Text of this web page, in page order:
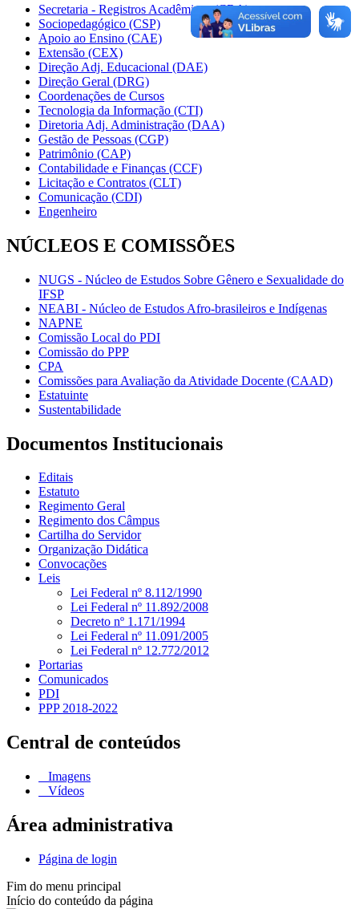
Secretaria - Registros Acadêmicos (CRA)
Sociopedagógico (CSP)
Apoio ao Ensino (CAE)
Extensão (CEX)
Direção Adj. Educacional (DAE)
Direção Geral (DRG)
Coordenações de Cursos
Tecnologia da Informação (CTI)
Diretoria Adj. Administração (DAA)
Gestão de Pessoas (CGP)
Patrimônio (CAP)
Contabilidade e Finanças (CCF)
Licitação e Contratos (CLT)
Comunicação (CDI)
Engenheiro
NÚCLEOS E COMISSÕES
NUGS - Núcleo de Estudos Sobre Gênero e Sexualidade do
IFSP
NEABI - Núcleo de Estudos Afro-brasileiros e Indígenas
NAPNE
Comissão Local do PDI
Comissão do PPP
CPA
Comissões para Avaliação da Atividade Docente (CAAD)
Estatuinte
Sustentabilidade
Documentos Institucionais
Editais
Estatuto
Regimento Geral
Regimento dos Câmpus
Cartilha do Servidor
Organização Didática
Convocações
Leis
Lei Federal nº 8.112/1990
Lei Federal nº 11.892/2008
Decreto nº 1.171/1994
Lei Federal nº 11.091/2005
Lei Federal nº 12.772/2012
Portarias
Comunicados
PDI
PPP 2018-2022
Central de conteúdos
Imagens
Vídeos
Área administrativa
Página de login
Fim do menu principal
Início do conteúdo da página